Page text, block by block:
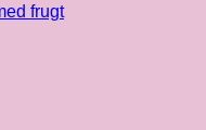
frugt